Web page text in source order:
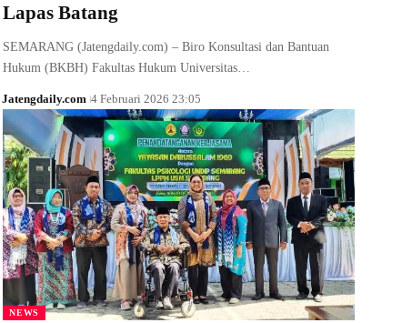
Lapas Batang
SEMARANG (Jatengdaily.com) – Biro Konsultasi dan Bantuan
Hukum (BKBH) Fakultas Hukum Universitas…
Jatengdaily.com 4 Februari 2026 23:05
NEWS